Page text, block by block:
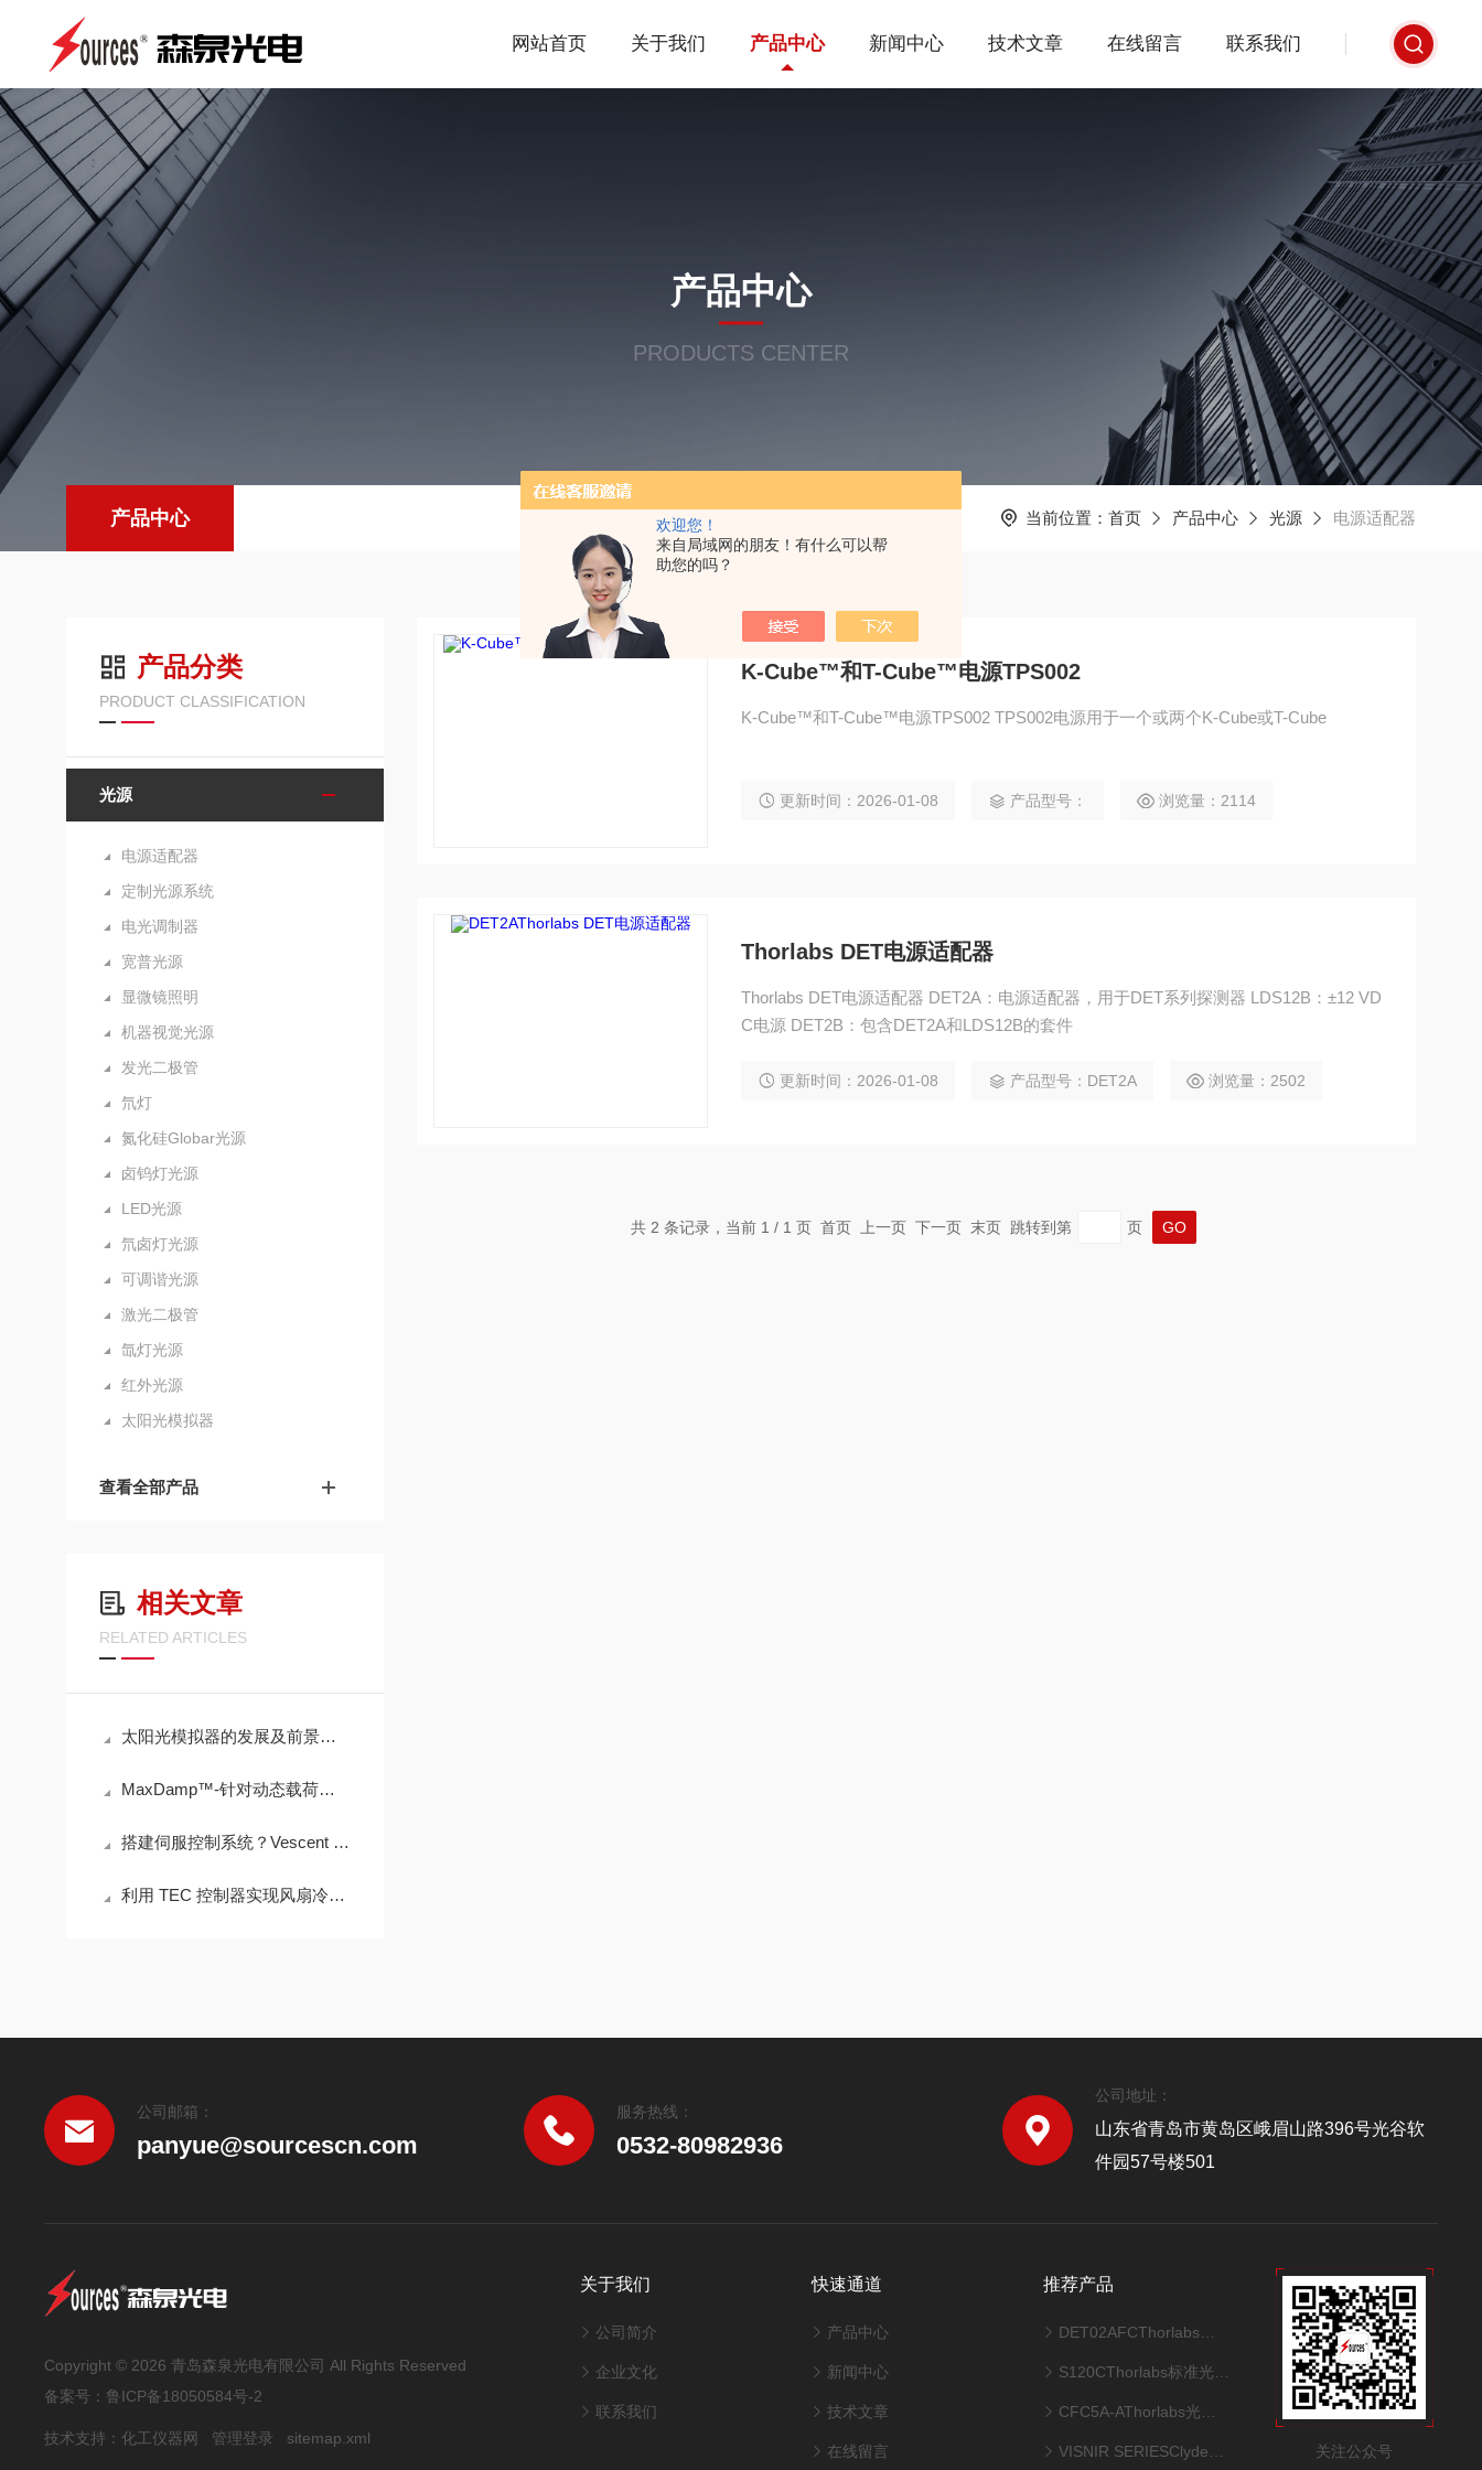
欢迎您！
来自局域网的朋友！有什么可以帮
助您的吗？
网站首页 关于我们 产品中心 新闻中心 技术文章 在线留言 联系我们
产品中心
PRODUCTS CENTER
产品中心 当前位置： 首页 产品中心 光源 电源适配器
产品分类
PRODUCT CLASSIFICATION
光源
电源适配器
定制光源系统
电光调制器
宽普光源
显微镜照明
机器视觉光源
发光二极管
氘灯
氮化硅Globar光源
卤钨灯光源
LED光源
氘卤灯光源
可调谐光源
激光二极管
氙灯光源
红外光源
太阳光模拟器
查看全部产品
相关文章
RELATED ARTICLES
太阳光模拟器的发展及前景展望
MaxDamp™-针对动态载荷和偏移载荷的气浮支腿系统
搭建伺服控制系统？Vescent 拍了拍你~
利用 TEC 控制器实现风扇冷却的创新方案
K-Cube™和T-Cube™电源TPS002
K-Cube™和T-Cube™电源TPS002 TPS002电源用于一个或两个K-Cube或T-Cube
更新时间：2026-01-08 产品型号： 浏览量：2114
Thorlabs DET电源适配器
Thorlabs DET电源适配器 DET2A：电源适配器，用于DET系列探测器 LDS12B：±12 VD
C电源 DET2B：包含DET2A和LDS12B的套件
更新时间：2026-01-08 产品型号：DET2A 浏览量：2502
共 2 条记录，当前 1 / 1 页 首页 上一页 下一页 末页 跳转到第 页
公司邮箱：
panyue@sourcescn.com
服务热线：
0532-80982936
公司地址：
山东省青岛市黄岛区峨眉山路396号光谷软
件园57号楼501
Copyright © 2026 青岛森泉光电有限公司 All Rights Reserved
备案号： 鲁ICP备18050584号-2
技术支持：化工仪器网 管理登录 sitemap.xml
关于我们
公司简介
企业文化
联系我们
快速通道
产品中心
新闻中心
技术文章
在线留言
推荐产品
DET02AFCThorlabs硅探测器
S120CThorlabs标准光电二极管功率探头
CFC5A-AThorlabs光纤准直器
VISNIR SERIESClydeHSI 高光谱成像相机 关注公众号